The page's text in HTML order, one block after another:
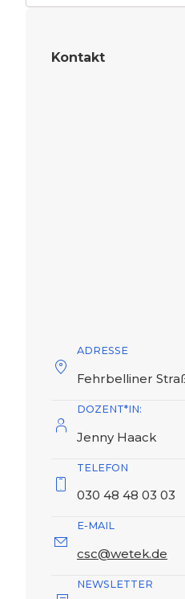
Kontakt
ADRESSE
Fehrbelliner
DOZENT*IN:
Jenny Haack
TELEFON
030 48 48 03 03
E-MAIL
csc@wetek.de
NEWSLETTER